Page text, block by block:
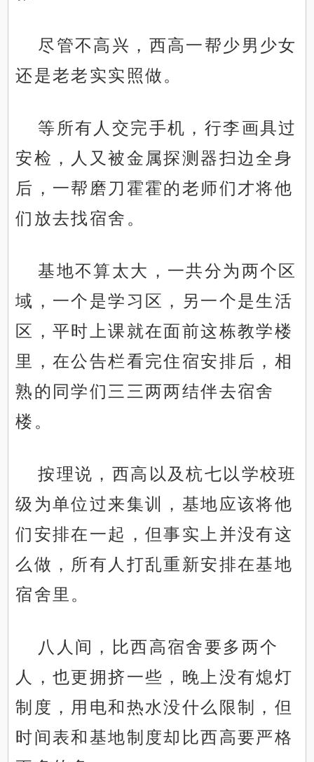
尽管不高兴，西高一帮少男少女
还是老老实实照做。
等所有人交完手机，行李画具过
安检，人又被金属探测器扫边全身
后，一帮磨刀霍霍的老师们才将他
们放去找宿舍。
基地不算太大，一共分为两个区
域，一个是学习区，另一个是生活
区，平时上课就在面前这栋教学楼
里，在公告栏看完住宿安排后，相
熟的同学们三三两两结伴去宿舍
楼。
按理说，西高以及杭七以学校班
级为单位过来集训，基地应该将他
们安排在一起，但事实上并没有这
么做，所有人打乱重新安排在基地
宿舍里。
八人间，比西高宿舍要多两个
人，也更拥挤一些，晚上没有熄灯
制度，用电和热水没什么限制，但
时间表和基地制度却比西高要严格